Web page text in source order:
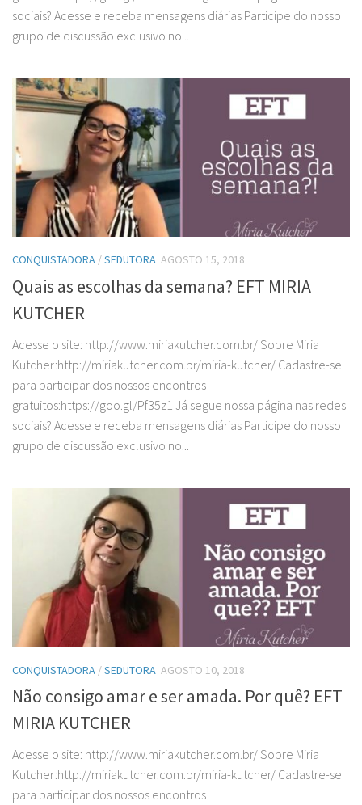
sociais? Acesse e receba mensagens diárias Participe do nosso
grupo de discussão exclusivo no...
CONQUISTADORA /SEDUTORA AGOSTO 15, 2018
Quais as escolhas da semana? EFT MIRIA
KUTCHER
Acesse o site: http://www.miriakutcher.com.br/ Sobre Miria
Kutcher:http://miriakutcher.com.br/miria-kutcher/ Cadastre-se
para participar dos nossos encontros
gratuitos:https://goo.gl/Pf35z1 Já segue nossa página nas redes
sociais? Acesse e receba mensagens diárias Participe do nosso
grupo de discussão exclusivo no...
CONQUISTADORA /SEDUTORA AGOSTO 10, 2018
Não consigo amar e ser amada. Por quê? EFT
MIRIA KUTCHER
Acesse o site: http://www.miriakutcher.com.br/ Sobre Miria
Kutcher:http://miriakutcher.com.br/miria-kutcher/ Cadastre-se
para participar dos nossos encontros